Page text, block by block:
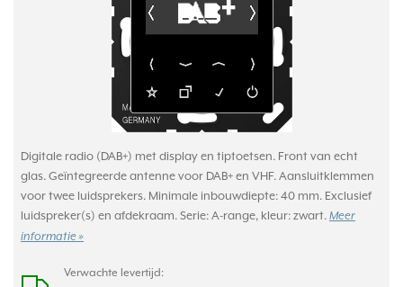
Digitale radio (DAB+) met display en tiptoetsen. Front van echt
glas. Geïntegreerde antenne voor DAB+ en VHF. Aansluitklemmen
voor twee luidsprekers. Minimale inbouwdiepte: 40 mm. Exclusief
luidspreker(s) en afdekraam. Serie: A-range, kleur: zwart. Meer
informatie »
Verwachte levertijd: